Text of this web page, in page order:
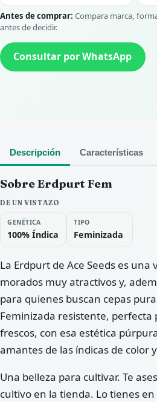
Antes de comprar: Compara marca,
antes de decidir.
Consultar por WhatsApp
Descripción Características
Sobre Erdpurt Fem
DE UN VISTAZO
GENÉTICA
100% Índica
TIPO
Feminizada
La Erdpurt de Ace Seeds es una
morados muy atractivos y,
para quienes buscan cepas
Feminizada resistente, perfecta
frescos, con esa estética
amantes de las índicas de color
Una belleza para cultivar. Te
cultivo en la tienda. Lo tienes en